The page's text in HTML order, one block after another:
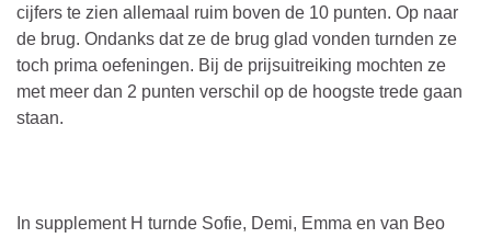
cijfers te zien allemaal ruim boven de 10 punten. Op naar
de brug. Ondanks dat ze de brug glad vonden turnden ze
toch prima oefeningen. Bij de prijsuitreiking mochten ze
met meer dan 2 punten verschil op de hoogste trede gaan
staan.
In supplement H turnde Sofie, Demi, Emma en van Beo